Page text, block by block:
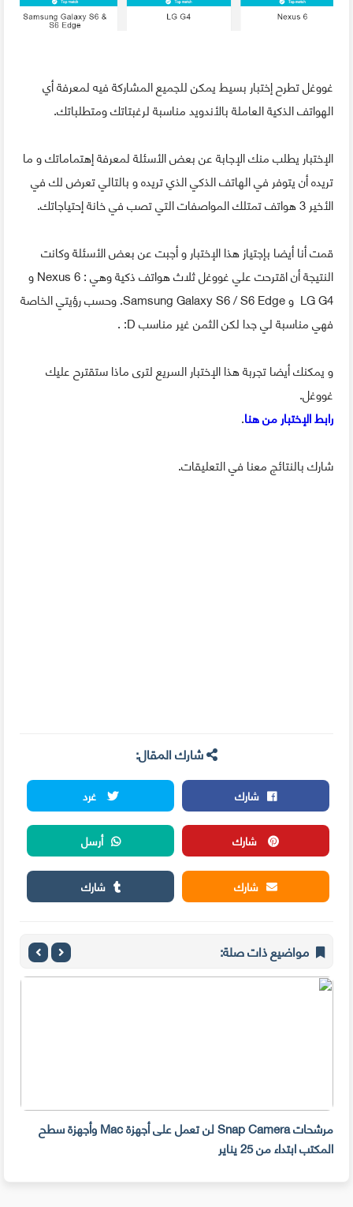
غووغل تطرح إختبار بسيط يمكن للجميع المشاركة فيه لمعرفة أي
الهواتف الذكية العاملة بالأندويد مناسبة لرغبتاتك ومتطلباتك.
الإختبار يطلب منك الإجابة عن بعض الأسئلة لمعرفة إهتماماتك و ما
تريده أن يتوفر في الهاتف الذكي الذي تريده و بالتالي تعرض لك في
الأخير 3 هواتف تمتلك المواصفات التي تصب في خانة إحتياجاتك.
قمت أنا أيضا بإجتياز هذا الإختبار و أجبت عن بعض الأسئلة وكانت
النتيجة أن اقترحت علي غووغل ثلاث هواتف ذكية وهي : Nexus 6 و
LG G4 و Samsung Galaxy S6 / S6 Edge. وحسب رؤيتي الخاصة
فهي مناسبة لي جدا لكن الثمن غير مناسب D: .
و يمكنك أيضا تجربة هذا الإختبار السريع لترى ماذا ستقترح عليك
غووغل.
رابط الإختبار من هنا.
شارك بالنتائج معنا في التعليقات.
شارك المقال:
شارك
غرد
شارك
أرسل
شارك
شارك
مواضيع ذات صلة:
مرشحات Snap Camera لن تعمل على أجهزة Mac وأجهزة سطح
المكتب ابتداء من 25 يناير